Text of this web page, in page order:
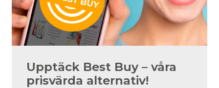
Upptäck Best Buy – våra
prisvärda alternativ!